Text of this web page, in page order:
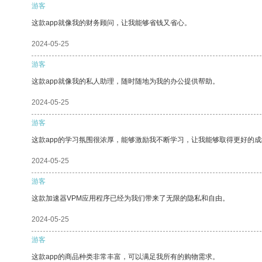
游客
这款app就像我的财务顾问，让我能够省钱又省心。
2024-05-25
游客
这款app就像我的私人助理，随时随地为我的办公提供帮助。
2024-05-25
游客
这款app的学习氛围很浓厚，能够激励我不断学习，让我能够取得更好的
2024-05-25
游客
这款加速器VPM应用程序已经为我们带来了无限的隐私和自由。
2024-05-25
游客
这款app的商品种类非常丰富，可以满足我所有的购物需求。